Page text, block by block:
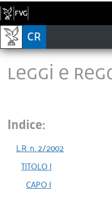
LEGGI E
Indice:
L.R. n. 2/2002
TITOLO I
CAPO I